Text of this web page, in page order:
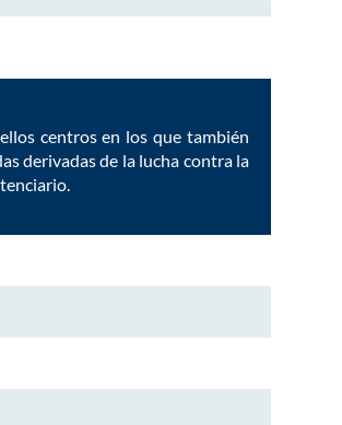
centros en los que también
derivadas de la lucha contra la